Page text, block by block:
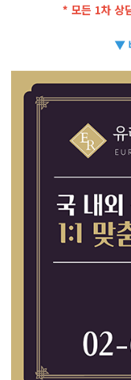
* 모든 1차 상
▼